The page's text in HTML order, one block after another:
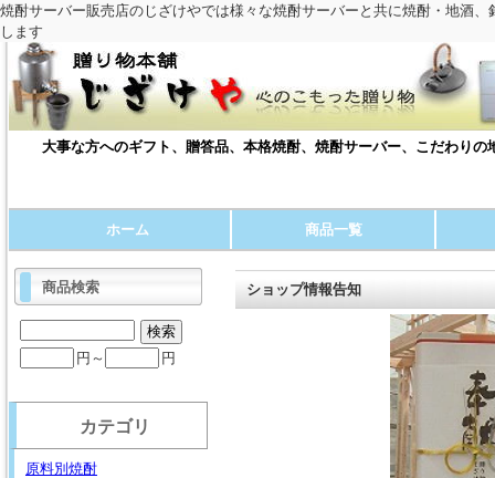
焼酎サーバー販売店のじざけやでは様々な焼酎サーバーと共に焼酎・地酒
します
大事な方へのギフト、贈答品、本格焼酎、焼酎サーバー、こだわり
ホーム 商品一覧
ショップ情報告知
商品検索
円～ 円
カテゴリ
原料別焼酎